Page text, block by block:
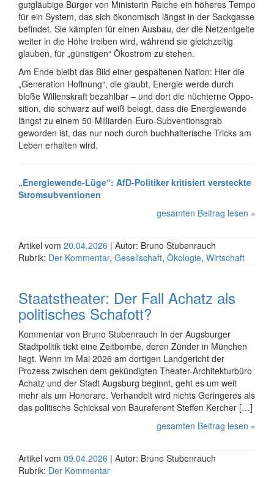
gutgläubige Bürger von Ministerin Reiche ein höheres Tempo
für ein System, das sich öko­nomisch längst in der Sackgasse
befindet. Sie kämpfen für einen Ausbau, der die Netz­entgelte
weiter in die Höhe treiben wird, während sie gleich­zeitig
glauben, für „günstigen“ Ökostrom zu stehen.
Am Ende bleibt das Bild einer gespal­te­nen Nation: Hier die
„Genera­tion Hoffnung“, die glaubt, Energie werde durch
bloße Willens­kraft bezahlbar – und dort die nüchterne Oppo­
si­tion, die schwarz auf weiß belegt, dass die Energie­wende
längst zu einem 50-Milli­arden-Euro-Subven­tions­grab
geworden ist, das nur noch durch buch­halte­rische Tricks am
Leben erhalten wird.
„Energiewende-Lüge“: AfD-Politiker kritisiert versteckte
Stromsubventionen
gesamten Beitrag lesen »
Artikel vom 20.04.2026 | Autor: Bruno Stubenrauch
Rubrik: Der Kommentar, Gesellschaft, Ökologie, Wirtschaft
Staatstheater: Der Fall Achatz als
politisches Schafott?
Kommentar von Bruno Stubenrauch In der Augsburger
Stadtpolitik tickt eine Zeitbombe, deren Zünder in München
liegt. Wenn im Mai 2026 am dortigen Landgericht der
Prozess zwischen dem gekün­digten Theater-Archi­tek­tur­büro
Achatz und der Stadt Augsburg beginnt, geht es um weit
mehr als um Honorare. Verhandelt wird nichts Geringeres als
das politi­sche Schick­sal von Bau­referent Steffen Kercher […]
gesamten Beitrag lesen »
Artikel vom 09.04.2026 | Autor: Bruno Stubenrauch
Rubrik: Der Kommentar